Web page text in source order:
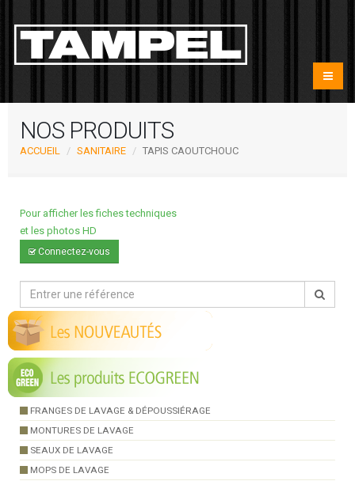
NOS PRODUITS
ACCUEIL SANITAIRE TAPIS CAOUTCHOUC
Pour afficher les fiches techniques
et les photos HD
Connectez-vous
FRANGES DE LAVAGE & DÉPOUSSIÉRAGE
MONTURES DE LAVAGE
SEAUX DE LAVAGE
MOPS DE LAVAGE